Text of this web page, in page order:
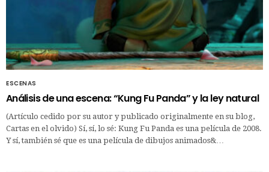
ESCENAS
Análisis de una escena: “Kung Fu Panda” y la ley natural
(Artículo cedido por su autor y publicado originalmente en su blog,
Cartas en el olvido) Sí, sí, lo sé: Kung Fu Panda es una película de 2008.
Y sí, también sé que es una película de dibujos animados&…